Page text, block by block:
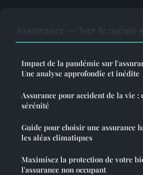
Impact de la pandémie sur
Une analyse approfondie et inédite
Assurance pour accident de la vie :
sérénité
Guide pour choisir une assurance
les aléas climatiques
Maximisez la protection de votre
l'assurance non occupant